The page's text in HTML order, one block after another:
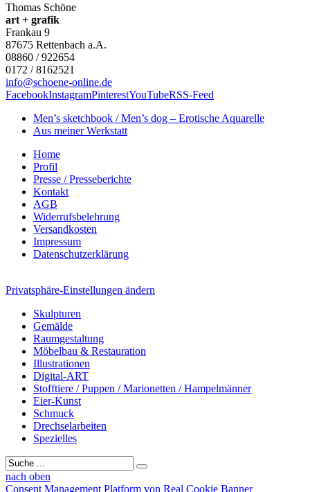
Thomas Schöne
art + grafik
Frankau 9
87675 Rettenbach a.A.
08860 / 922654
0172 / 8162521
info@schoene-online.de
FacebookInstagramPinterestYouTubeRSS-Feed
Men’s sketchbook / Men’s dog – Erotische Aquarelle
Aus meiner Werkstatt
Home
Profil
Presse / Presseberichte
Kontakt
AGB
Widerrufsbelehrung
Versandkosten
Impressum
Datenschutzerklärung
Privatsphäre-Einstellungen ändern
Skulpturen
Gemälde
Raumgestaltung
Möbelbau & Restauration
Illustrationen
Digital-ART
Stofftiere / Puppen / Marionetten / Hampelmänner
Eier-Kunst
Schmuck
Drechselarbeiten
Spezielles
nach oben
Consent Management Platform von Real Cookie Banner